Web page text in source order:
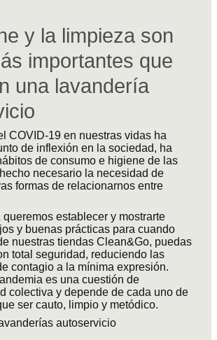
y la limpieza son
importantes que
una lavandería
COVID-19 en nuestras vidas ha
de inflexión en la sociedad, ha
de consumo e higiene de las
necesario la necesidad de
formas de relacionarnos entre
queremos establecer y mostrarte
y buenas prácticas para cuando
nuestras tiendas Clean&Go, puedas
total seguridad, reduciendo las
contagio a la mínima expresión.
es una cuestión de
colectiva y depende de cada uno de
ser cauto, limpio y metódico.